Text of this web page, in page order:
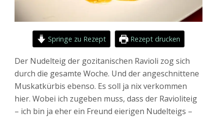
Springe zu Rezept Rezept drucken
Der Nudelteig der gozitanischen Ravioli zog sich
durch die gesamte Woche. Und der angeschnittene
Muskatkürbis ebenso. Es soll ja nix verkommen
hier. Wobei ich zugeben muss, dass der Ravioliteig
– ich bin ja eher ein Freund eierigen Nudelteigs –